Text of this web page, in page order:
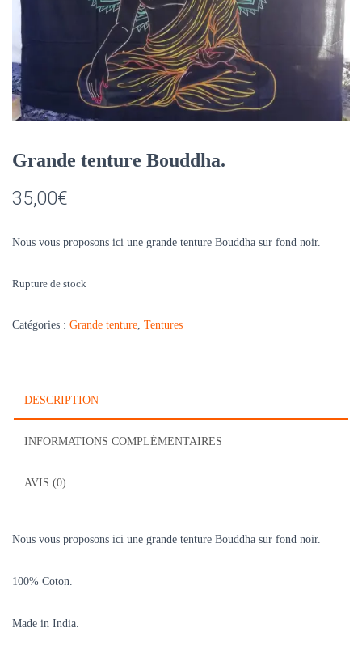
Grande tenture Bouddha.
35,00€
Nous vous proposons ici une grande tenture Bouddha sur fond noir.
Rupture de stock
Catégories : Grande tenture Tentures
DESCRIPTION
INFORMATIONS COMPLÉMENTAIRES
AVIS (0)
Nous vous proposons ici une grande tenture Bouddha sur fond noir.
100% Coton.
Made in India.